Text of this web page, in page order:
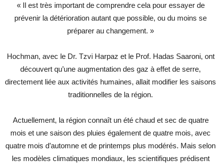
« Il est très important de comprendre cela pour essayer de
prévenir la détérioration autant que possible, ou du moins se
préparer au changement. »
Hochman, avec le Dr. Tzvi Harpaz et le Prof. Hadas Saaroni, ont
découvert qu’une augmentation des gaz à effet de serre,
directement liée aux activités humaines, allait modifier les saisons
traditionnelles de la région.
Actuellement, la région connaît un été chaud et sec de quatre
mois et une saison des pluies également de quatre mois, avec
quatre mois d’automne et de printemps plus modérés. Mais selon
les modèles climatiques mondiaux, les scientifiques prédisent